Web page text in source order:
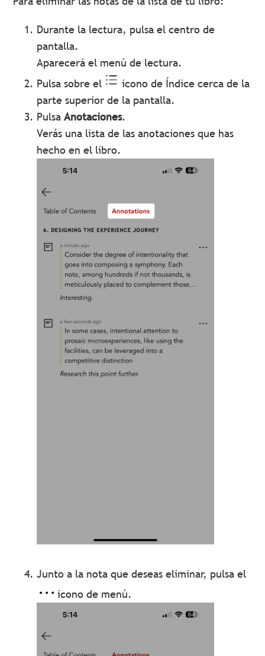
Durante la lectura, pulsa el centro de
pantalla.
Aparecerá el menú de lectura.
Pulsa sobre el
icono de Índice cerca de la
parte superior de la pantalla.
PulsaAnotaciones.
Verás una lista de las anotaciones que has
hecho en el libro.
Junto a la nota que deseas eliminar, pulsa el
icono de menú.